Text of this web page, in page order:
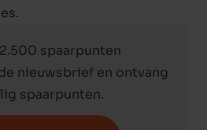
spaarpunten
nieuwsbrief en ontvang
spaarpunten.